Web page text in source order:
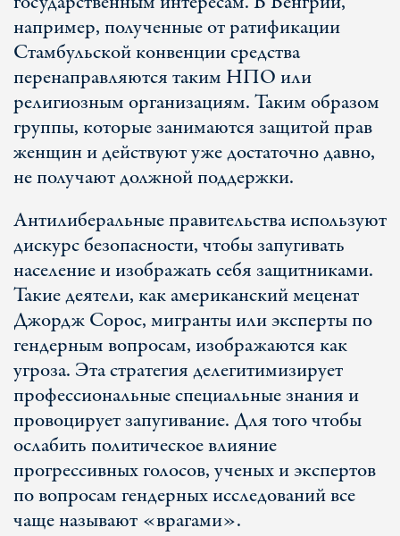
например, полученные от ратификации
Стамбульской конвенции средства
перенаправляются таким НПО или
религиозным организациям. Таким образом
группы, которые занимаются защитой прав
женщин и действуют уже достаточно давно,
не получают должной поддержки.
Антилиберальные правительства используют
дискурс безопасности, чтобы запугивать
население и изображать себя защитниками.
Такие деятели, как американский меценат
Джордж Сорос, мигранты или эксперты по
гендерным вопросам, изображаются как
угроза. Эта стратегия делегитимизирует
профессиональные специальные знания и
провоцирует запугивание. Для того чтобы
ослабить политическое влияние
прогрессивных голосов, ученых и экспертов
по вопросам гендерных исследований все
чаще называют «врагами».